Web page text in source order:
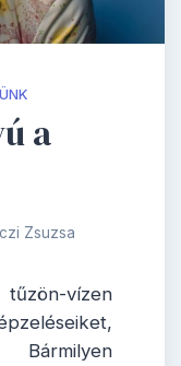
a
Zsuzsa
vízen